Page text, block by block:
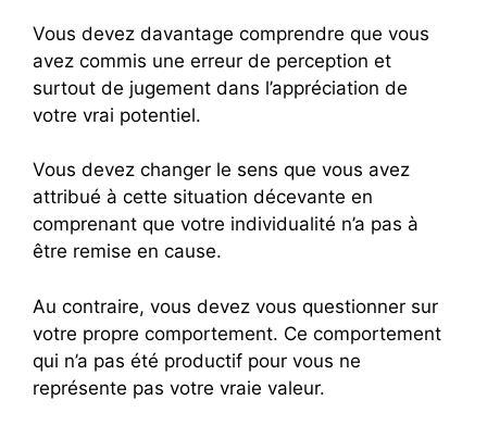
Vous devez davantage comprendre que vous
avez commis une erreur de perception et
surtout de jugement dans l’appréciation de
votre vrai potentiel.
Vous devez changer le sens que vous avez
attribué à cette situation décevante en
comprenant que votre individualité n’a pas à
être remise en cause.
Au contraire, vous devez vous questionner sur
votre propre comportement. Ce comportement
qui n’a pas été productif pour vous ne
représente pas votre vraie valeur.